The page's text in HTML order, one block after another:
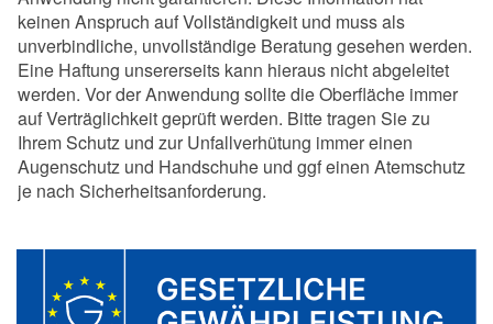
keinen Anspruch auf Vollständigkeit und muss als
unverbindliche, unvollständige Beratung gesehen werden.
Eine Haftung unsererseits kann hieraus nicht abgeleitet
werden. Vor der Anwendung sollte die Oberfläche immer
auf Verträglichkeit geprüft werden. Bitte tragen Sie zu
Ihrem Schutz und zur Unfallverhütung immer einen
Augenschutz und Handschuhe und ggf einen Atemschutz
je nach Sicherheitsanforderung.